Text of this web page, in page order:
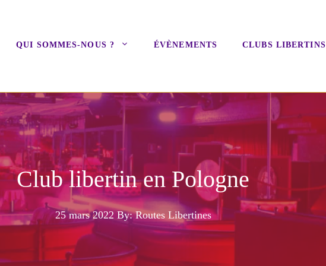
QUI SOMMES-NOUS ? ÉVÈNEMENTS CLUBS LIBERTINS
Club libertin en Pologne
25 mars 2022 By: Routes Libertines